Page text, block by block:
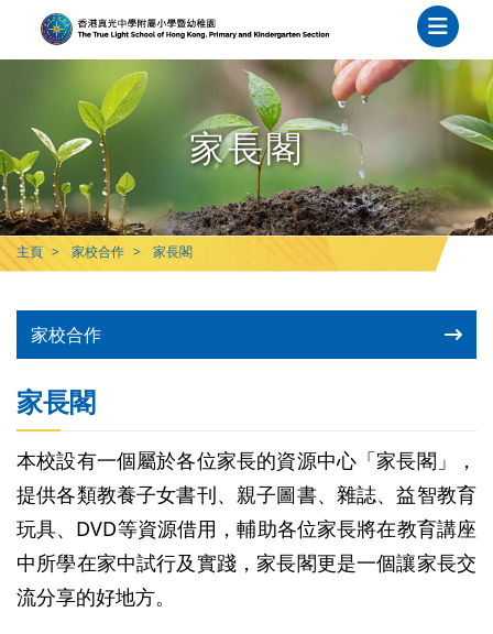
家長閣
主頁 家校合作 家長閣
家校合作
家長閣
本校設有一個屬於各位家長的資源中心「家長閣」，
提供各類教養子女書刊、親子圖書、雜誌、益智教育
玩具、DVD等資源借用，輔助各位家長將在教育講座
中所學在家中試行及實踐，家長閣更是一個讓家長交
流分享的好地方。